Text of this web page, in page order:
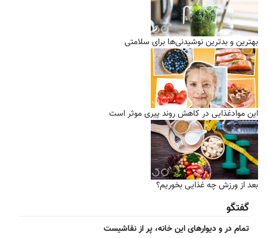
بهترین و بدترین نوشیدنی‌ها برای سلامتی
این موادغذایی در کاهش روند پیری موثر است
بعد از ورزش چه غذایی بخوریم؟
گفتگو
تمام در و دیوارهای این خانه، پر از نقاشیست